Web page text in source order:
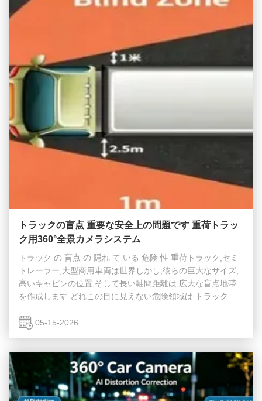
複数のサイトや海外でも 散らばった車両を追跡するのに苦...
トラックの盲点 重要な安全上の問題です 重荷トラッ
ク用360°全景カメラシステム
トラック の 盲点 の 隠れ て いる 危険 性 重荷トラック,セミ
トレーラー,大型商用車両は世界しかし,彼らの巨大なサイズ,
高いキャビンの位置,そして長い軸間距離は,広大な盲点地帯
を作成します どれこの目に見えない危険領域は トラックに
ックの盲点交通事故は避けられない. 米国 国道 交通 安全 管
の 事故 が 発生 し て い ます. 右曲がる盲点は特に致命的で
す 低速曲がる際に歩...
05-15-2026